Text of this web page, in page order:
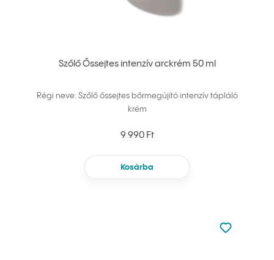
Szőlő Őssejtes intenzív arckrém 50 ml
Régi neve: Szőlő őssejtes bőrmegújító intenzív tápláló
krém
9 990 Ft
Kosárba
Nincsen
Hozzáadás